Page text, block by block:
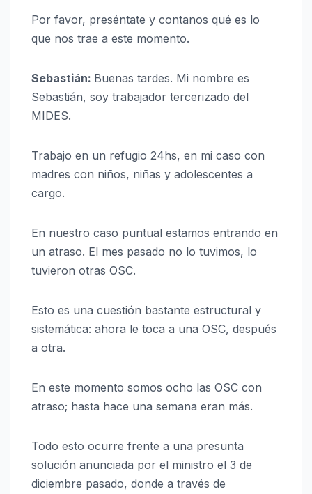
Por favor, preséntate y contanos qué es lo
que nos trae a este momento.
Sebastián: Buenas tardes. Mi nombre es
Sebastián, soy trabajador tercerizado del
MIDES.
Trabajo en un refugio 24hs, en mi caso con
madres con niños, niñas y adolescentes a
cargo.
En nuestro caso puntual estamos entrando en
un atraso. El mes pasado no lo tuvimos, lo
tuvieron otras OSC.
Esto es una cuestión bastante estructural y
sistemática: ahora le toca a una OSC, después
a otra.
En este momento somos ocho las OSC con
atraso; hasta hace una semana eran más.
Todo esto ocurre frente a una presunta
solución anunciada por el ministro el 3 de
diciembre pasado, donde a través de